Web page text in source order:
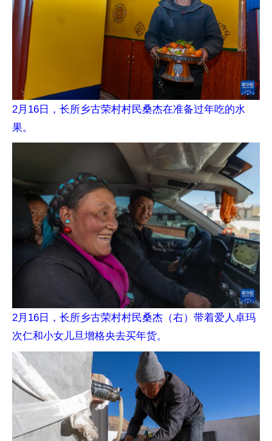
2月16日，长所乡古荣村村民桑杰在准备过年吃的水
果。
2月16日，长所乡古荣村村民桑杰（右）带着爱人卓玛
次仁和小女儿旦增格央去买年货。